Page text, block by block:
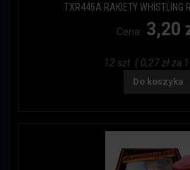
TXR445A RAKIETY WHISTLING
Cena: 3,20
12 szt. ( 0,27 zł za
Do koszyka